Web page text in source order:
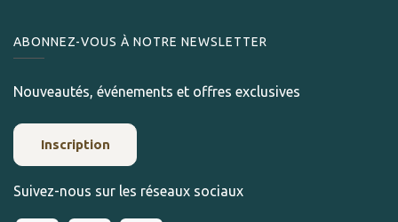
ABONNEZ-VOUS À NOTRE NEWSLETTER
Nouveautés, événements et offres exclusives
Inscription
Suivez-nous sur les réseaux sociaux